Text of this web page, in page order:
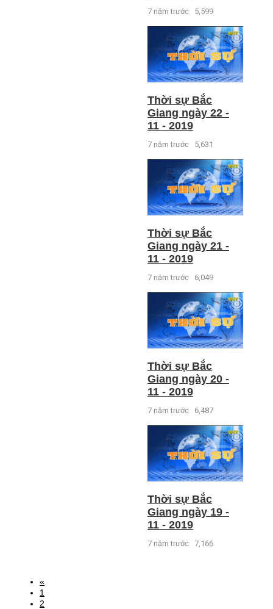
7 năm trước 5,599
Thời sự Bắc
Giang ngày 22 -
11 - 2019
7 năm trước 5,631
Thời sự Bắc
Giang ngày 21 -
11 - 2019
7 năm trước 6,049
Thời sự Bắc
Giang ngày 20 -
11 - 2019
7 năm trước 6,487
Thời sự Bắc
Giang ngày 19 -
11 - 2019
7 năm trước 7,166
«
1
2